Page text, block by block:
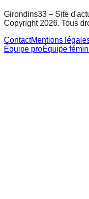
Girondins33 – Site
Copyright 2026. Tous
ContactMentions
Équipe proÉquipe